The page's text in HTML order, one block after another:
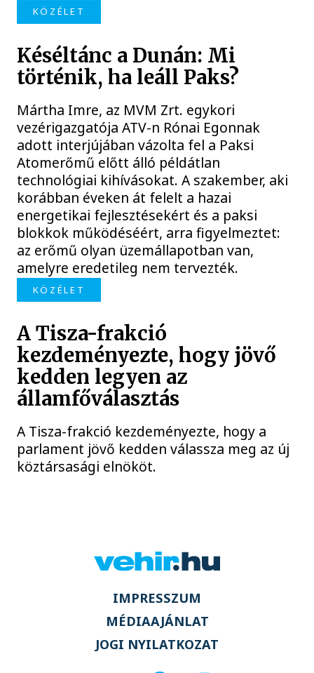
KÖZÉLET
Késéltánc a Dunán: Mi
történik, ha leáll Paks?
Mártha Imre, az MVM Zrt. egykori
vezérigazgatója ATV-n Rónai Egonnak
adott interjújában vázolta fel a Paksi
Atomerőmű előtt álló példátlan
technológiai kihívásokat. A szakember, aki
korábban éveken át felelt a hazai
energetikai fejlesztésekért és a paksi
blokkok működéséért, arra figyelmeztet:
az erőmű olyan üzemállapotban van,
amelyre eredetileg nem tervezték.
KÖZÉLET
A Tisza-frakció
kezdeményezte, hogy jövő
kedden legyen az
államfőválasztás
A Tisza-frakció kezdeményezte, hogy a
parlament jövő kedden válassza meg az új
köztársasági elnököt.
IMPRESSZUM
MÉDIAAJÁNLAT
JOGI NYILATKOZAT